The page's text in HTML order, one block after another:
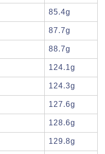
85.4g
87.7g
88.7g
124.1g
124.3g
127.6g
128.6g
129.8g